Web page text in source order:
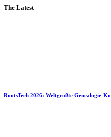
The Latest
RootsTech 2026: Weltgrößte Genealogie-